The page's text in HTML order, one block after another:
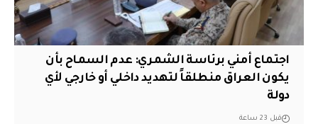
اجتماع أمني برئاسة الشمري: عدم السماح بأن
يكون العراق منطلقاً لتهديد داخلي أو خارجي لأي
دولة
قبل 23 ساعة